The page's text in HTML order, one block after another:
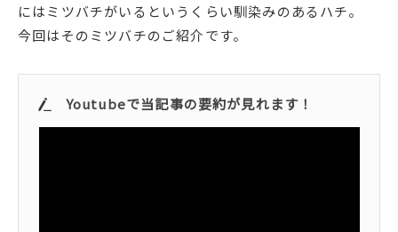
にはミツバチがいるというくらい馴染みのあるハチ。
今回はそのミツバチのご紹介です。
Youtubeで当記事の要約が見れます！